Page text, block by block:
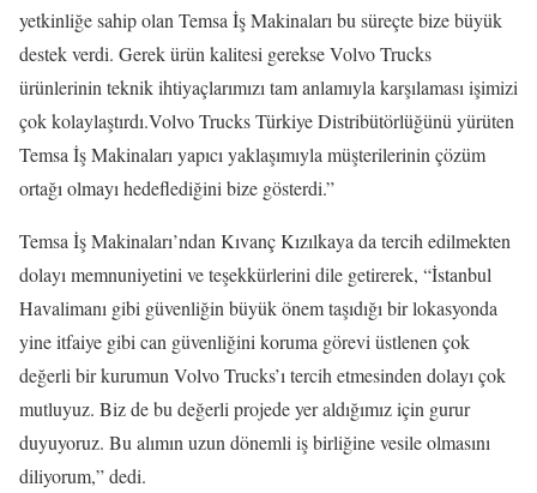
yetkinliğe sahip olan Temsa İş Makinaları bu süreçte bize büyük
destek verdi. Gerek ürün kalitesi gerekse Volvo Trucks
ürünlerinin teknik ihtiyaçlarımızı tam anlamıyla karşılaması işimizi
çok kolaylaştırdı.Volvo Trucks Türkiye Distribütörlüğünü yürüten
Temsa İş Makinaları yapıcı yaklaşımıyla müşterilerinin çözüm
ortağı olmayı hedeflediğini bize gösterdi.”
Temsa İş Makinaları’ndan Kıvanç Kızılkaya da tercih edilmekten
dolayı memnuniyetini ve teşekkürlerini dile getirerek, “İstanbul
Havalimanı gibi güvenliğin büyük önem taşıdığı bir lokasyonda
yine itfaiye gibi can güvenliğini koruma görevi üstlenen çok
değerli bir kurumun Volvo Trucks’ı tercih etmesinden dolayı çok
mutluyuz. Biz de bu değerli projede yer aldığımız için gurur
duyuyoruz. Bu alımın uzun dönemli iş birliğine vesile olmasını
diliyorum,” dedi.